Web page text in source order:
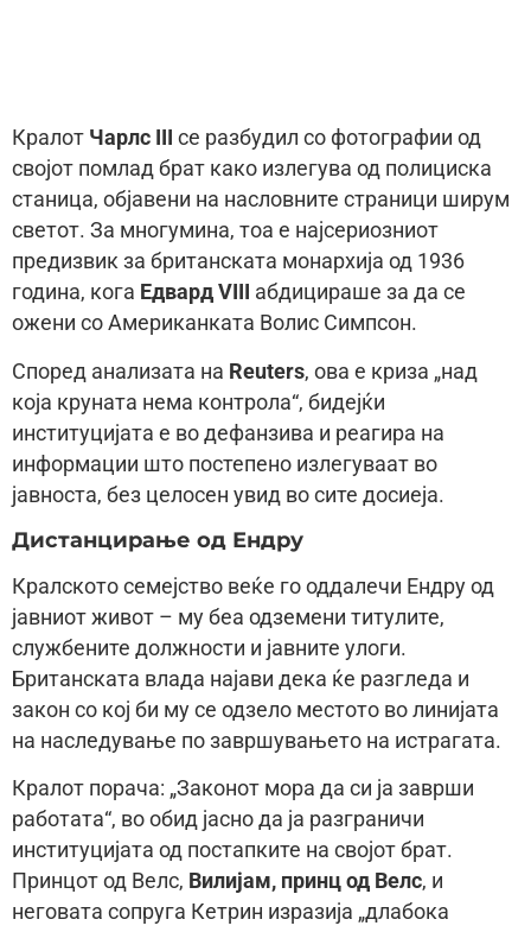
Кралот Чарлс III
се разбудил со фотографии од
својот помлад брат како излегува од полициска
станица, објавени на насловните страници ширум
светот. За многумина, тоа е најсериозниот
предизвик за британската монархија од 1936
година, кога Едвард VIII
абдицираше за да се
ожени со Американката Волис Симпсон.
Според анализата на Reuters, ова е криза „над
која круната нема контрола“, бидејќи
институцијата е во дефанзива и реагира на
информации што постепено излегуваат во
јавноста, без целосен увид во сите досиеја.
Дистанцирање од Ендру
Кралското семејство веќе го оддалечи Ендру од
јавниот живот – му беа одземени титулите,
службените должности и јавните улоги.
Британската влада најави дека ќе разгледа и
закон со кој би му се одзело местото во линијата
на наследување по завршувањето на истрагата.
Кралот порача: „Законот мора да си ја заврши
работата“, во обид јасно да ја разграничи
институцијата од постапките на својот брат.
Принцот од Велс, Вилијам, принц од Велс, и
неговата сопруга Кетрин изразија „длабока